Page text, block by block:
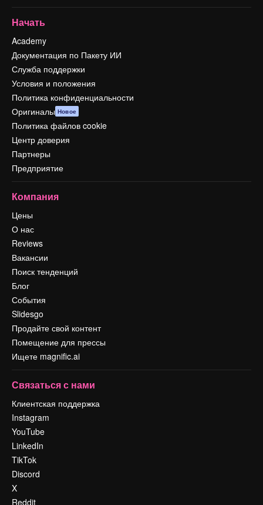
Начать
Academy
Документация по Пакету ИИ
Служба поддержки
Условия и положения
Политика конфиденциальности
Оригиналы Новое
Политика файлов cookie
Центр доверия
Партнеры
Предприятие
Компания
Цены
О нас
Reviews
Вакансии
Поиск тенденций
Блог
События
Slidesgo
Продайте свой контент
Помещение для прессы
Ищете magnific.ai
Связаться с нами
Клиентская поддержка
Instagram
YouTube
LinkedIn
TikTok
Discord
X
Reddit